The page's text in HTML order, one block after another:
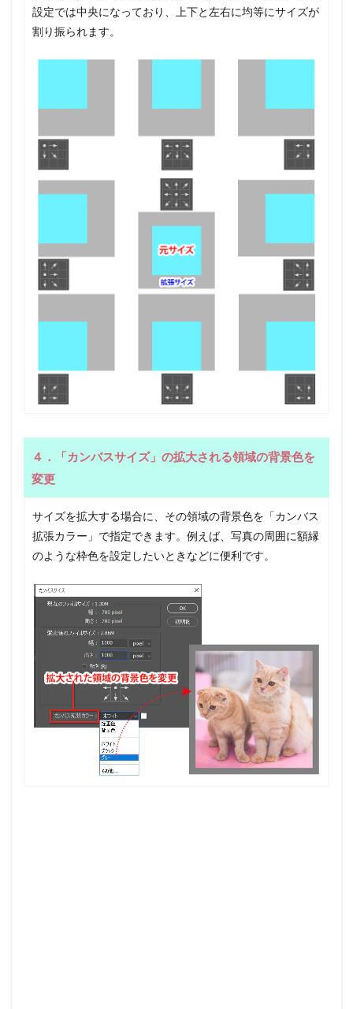
設定では中央になっており、上下と左右に均等にサイズが
割り振られます。
４．「カンバスサイズ」の拡大される領域の背景色を
変更
サイズを拡大する場合に、その領域の背景色を「カンバス
拡張カラー」で指定できます。例えば、写真の周囲に額縁
のような枠色を設定したいときなどに便利です。